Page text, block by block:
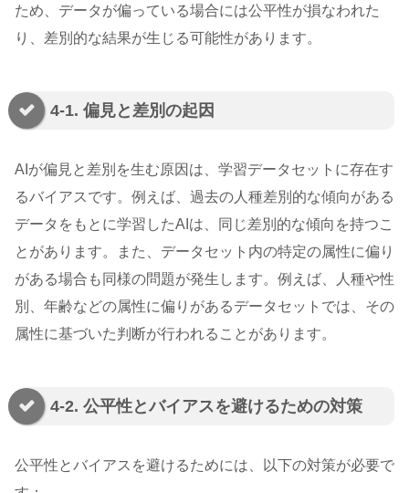
ため、データが偏っている場合には公平性が損なわれた
り、差別的な結果が生じる可能性があります。
4-1. 偏見と差別の起因
AIが偏見と差別を生む原因は、学習データセットに存在す
るバイアスです。例えば、過去の人種差別的な傾向がある
データをもとに学習したAIは、同じ差別的な傾向を持つこ
とがあります。また、データセット内の特定の属性に偏り
がある場合も同様の問題が発生します。例えば、人種や性
別、年齢などの属性に偏りがあるデータセットでは、その
属性に基づいた判断が行われることがあります。
4-2. 公平性とバイアスを避けるための対策
公平性とバイアスを避けるためには、以下の対策が必要で